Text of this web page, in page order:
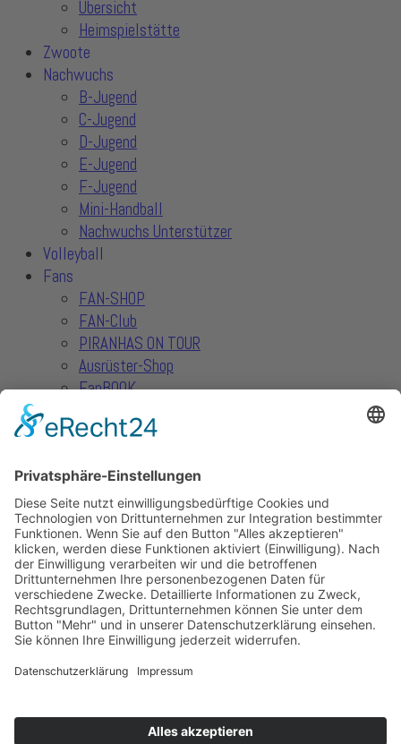
Übersicht
Heimspielstätte
Zwoote
Nachwuchs
B-Jugend
C-Jugend
D-Jugend
E-Jugend
F-Jugend
Mini-Handball
Nachwuchs Unterstützer
Volleyball
Fans
FAN-SHOP
FAN-Club
PIRANHAS ON TOUR
Ausrüster-Shop
FanBOOK
Piranhas TV
Sportdeutschland TV
Verein
Der Verein
Kontakt
Partner
Unterstützer
Nachwuchs Unterstützer
Sponsoring-Möglichkeiten
Downloads
Reisekosten